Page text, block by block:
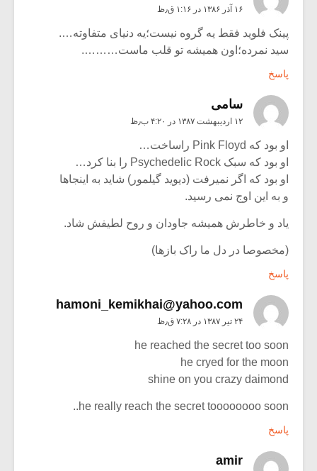
۱۶ آذر ۱۳۸۶ در ۱:۱۶ ق٫ظ
پینک فلوید فقط یه گروه نیست؛یه دنیای متفاوته….
سید نمرده؛اون همیشه تو قلب ماست……….
پاسخ
سامی
۱۲ اردیبهشت ۱۳۸۷ در ۴:۲۰ ب٫ظ
او بود که Pink Floyd راساخت…
او بود که سبک Psychedelic Rock را بنا کرد…
او بود که اگر نمیرفت (دیوید گیلمور) شاید به اینجاها
و به این اوج نمی رسید.
یاد و خاطرش همیشه جاودان و روح لطیفش شاد.
(مخصوصا در دل ما راک بازها)
پاسخ
hamoni_kemikhai@yahoo.com
۲۴ تیر ۱۳۸۷ در ۷:۲۸ ق٫ظ
he reached the secret too soon
he cryed for the moon
shine on you crazy daimond
he really reach the secret toooooooo soon..
پاسخ
amir